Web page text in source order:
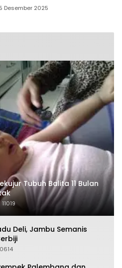
5 Desember 2025
Tubuh Balita 11 Bulan
11019
Deli, Jambu Semanis